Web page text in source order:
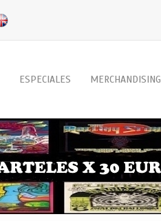
ESPECIALES MERCHANDISING